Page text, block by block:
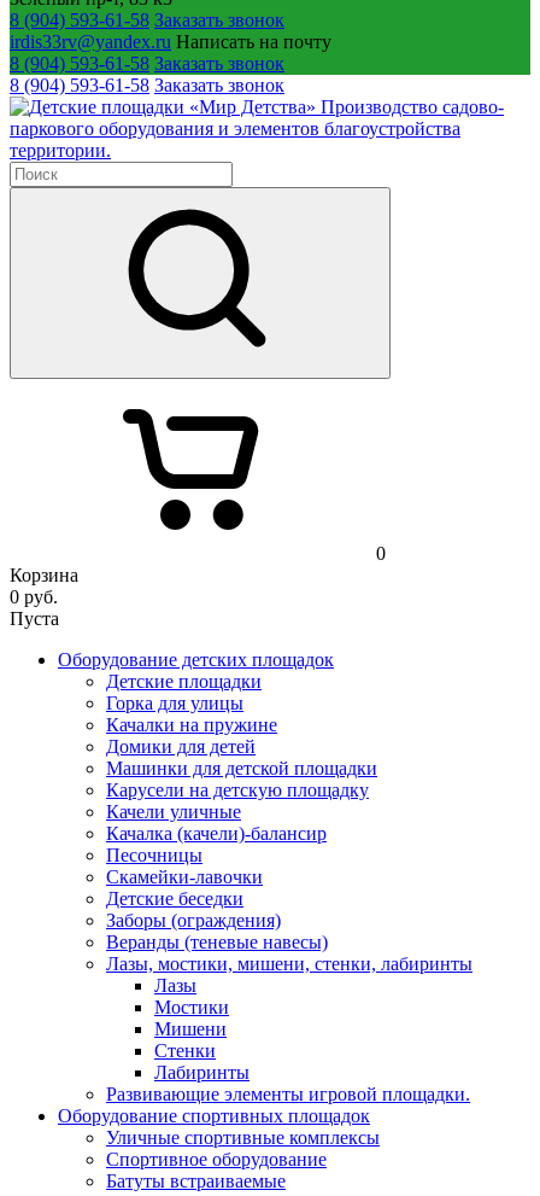
8 (904) 593-61-58 Заказать звонок
irdis33rv@yandex.ru Написать на почту
8 (904) 593-61-58 Заказать звонок
8 (904) 593-61-58 Заказать звонок
Производство садово-
паркового оборудования и элементов благоустройства
территории.
0
Корзина
0 руб.
Пуста
Оборудование детских площадок
Детские площадки
Горка для улицы
Качалки на пружине
Домики для детей
Машинки для детской площадки
Карусели на детскую площадку
Качели уличные
Качалка (качели)-балансир
Песочницы
Скамейки-лавочки
Детские беседки
Заборы (ограждения)
Веранды (теневые навесы)
Лазы, мостики, мишени, стенки, лабиринты
Лазы
Мостики
Мишени
Стенки
Лабиринты
Развивающие элементы игровой площадки.
Оборудование спортивных площадок
Уличные спортивные комплексы
Спортивное оборудование
Батуты встраиваемые